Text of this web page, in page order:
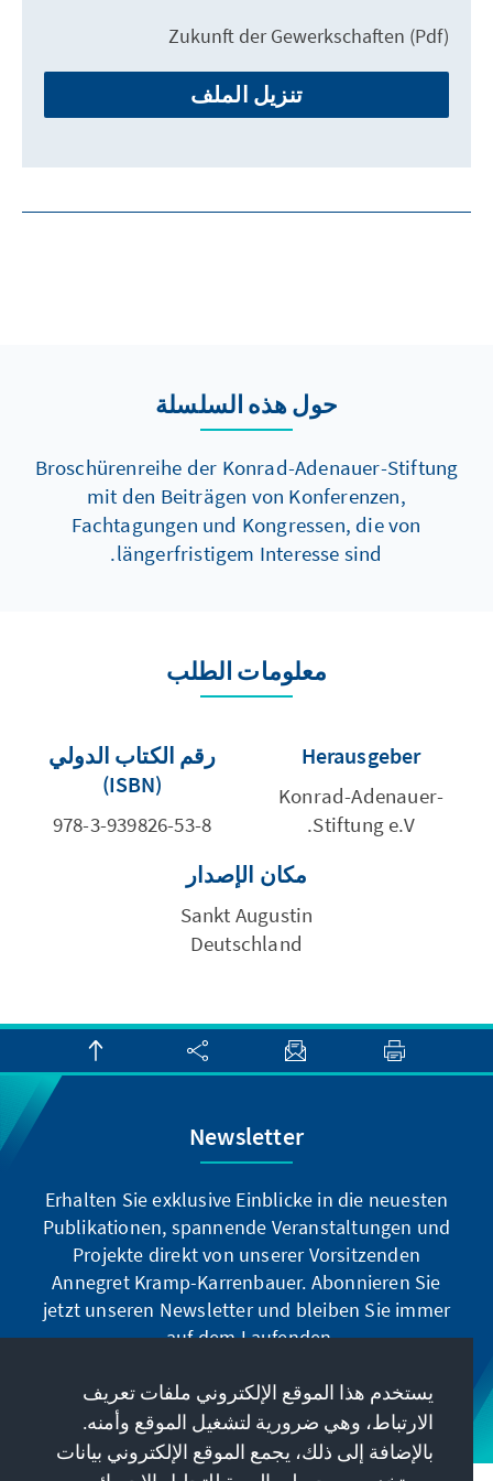
Zukunft der Gewerkschaften (Pdf)
تنزيل الملف
حول هذه السلسلة
Broschürenreihe der Konrad-Adenauer-Stiftung
mit den Beiträgen von Konferenzen,
Fachtagungen und Kongressen, die von
längerfristigem Interesse sind.
معلومات الطلب
Herausgeber
Konrad-Adenauer-
Stiftung e.V.
رقم الكتاب الدولي
(ISBN)
978-3-939826-53-8
مكان الإصدار
Sankt Augustin
Deutschland
Newsletter
Erhalten Sie exklusive Einblicke in die neuesten
Publikationen, spannende Veranstaltungen und
Projekte direkt von unserer Vorsitzenden
Annegret Kramp-Karrenbauer. Abonnieren Sie
jetzt unseren Newsletter und bleiben Sie immer
auf dem Laufenden.
Jetzt abonnieren
يستخدم هذا الموقع الإلكتروني ملفات تعريف
الارتباط، وهي ضرورية لتشغيل الموقع وأمنه.
بالإضافة إلى ذلك، يجمع الموقع الإلكتروني بيانات